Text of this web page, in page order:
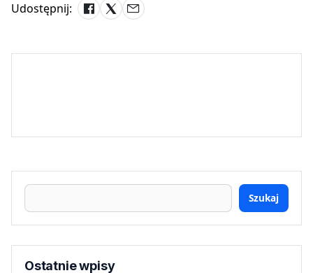
Udostępnij:
Szukaj
Ostatnie wpisy